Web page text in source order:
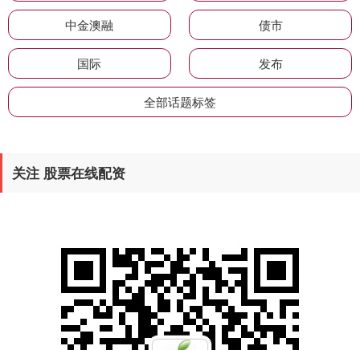
中金澳融 债市
国际 发布
全部话题标签
关注 股票在线配资